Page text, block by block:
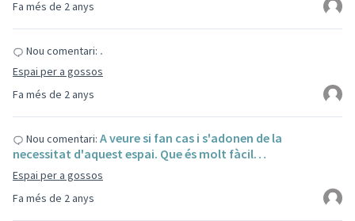
Fa més de 2 anys
Fa més de 2 anys
Nou comentari: .
Espai per a gossos
Fa més de 2 anys
Nou comentari: A veure si fan cas i s'adonen de la
necessitat d'aquest espai. Que és molt fàcil…
Espai per a gossos